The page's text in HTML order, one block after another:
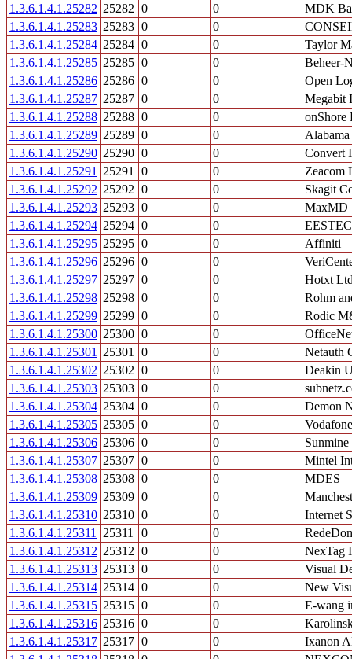
1.3.6.1.4.1.25282 25282 0 0
MDK
1.3.6.1.4.1.25283 25283 0 0
1.3.6.1.4.1.25284 25284 0 0
Taylor
1.3.6.1.4.1.25285 25285 0 0
Beheer-
1.3.6.1.4.1.25286 25286 0 0
Open
1.3.6.1.4.1.25287 25287 0 0
Megabit
1.3.6.1.4.1.25288 25288 0 0
onShore
1.3.6.1.4.1.25289 25289 0 0
1.3.6.1.4.1.25290 25290 0 0
Convert
1.3.6.1.4.1.25291
25291 0 0
Zeacom
1.3.6.1.4.1.25292 25292 0 0
Skagit
1.3.6.1.4.1.25293 25293 0 0
MaxMD
1.3.6.1.4.1.25294 25294 0 0
1.3.6.1.4.1.25295 25295 0 0
Affiniti
1.3.6.1.4.1.25296 25296 0 0
1.3.6.1.4.1.25297 25297 0 0
Hotxt
1.3.6.1.4.1.25298 25298 0 0
Rohm
1.3.6.1.4.1.25299 25299 0 0
Rodic
1.3.6.1.4.1.25300 25300 0 0
1.3.6.1.4.1.25301
25301 0 0
Netauth
1.3.6.1.4.1.25302 25302 0 0
Deakin
1.3.6.1.4.1.25303 25303 0 0
1.3.6.1.4.1.25304 25304 0 0
Demon
1.3.6.1.4.1.25305 25305 0 0
1.3.6.1.4.1.25306 25306 0 0
1.3.6.1.4.1.25307 25307 0 0
Mintel
1.3.6.1.4.1.25308 25308 0 0
MDES
1.3.6.1.4.1.25309 25309 0 0
1.3.6.1.4.1.25310 25310 0 0
Internet
1.3.6.1.4.1.25311
25311 0 0
1.3.6.1.4.1.25312 25312 0 0
NexTag
1.3.6.1.4.1.25313 25313 0 0
Visual
1.3.6.1.4.1.25314 25314 0 0
New
1.3.6.1.4.1.25315 25315 0 0
E-wang
1.3.6.1.4.1.25316 25316 0 0
1.3.6.1.4.1.25317 25317 0 0
Ixanon